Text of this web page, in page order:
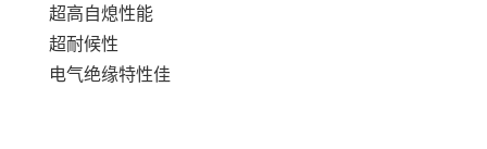
超高自熄性能
超耐候性
电气绝缘特性佳